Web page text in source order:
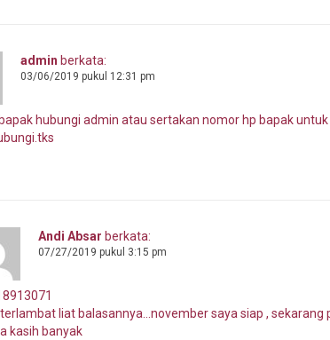
admin berkata:
03/06/2019 pukul 12:31 pm
hubungi admin atau sertakan nomor hp bapak
Andi Absar berkata:
07/27/2019 pukul 3:15 pm
liat balasannya…november saya siap , sekarang
kasih banyak